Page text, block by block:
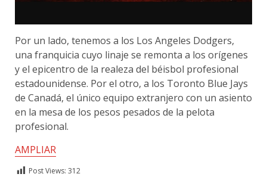
Por un lado, tenemos a los Los Angeles Dodgers,
una franquicia cuyo linaje se remonta a los orígenes
y el epicentro de la realeza del béisbol profesional
estadounidense. Por el otro, a los Toronto Blue Jays
de Canadá, el único equipo extranjero con un asiento
en la mesa de los pesos pesados de la pelota
profesional.
AMPLIAR
Post Views: 312